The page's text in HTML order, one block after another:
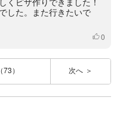
した。また行きたいで
いいね
0
） 次へ